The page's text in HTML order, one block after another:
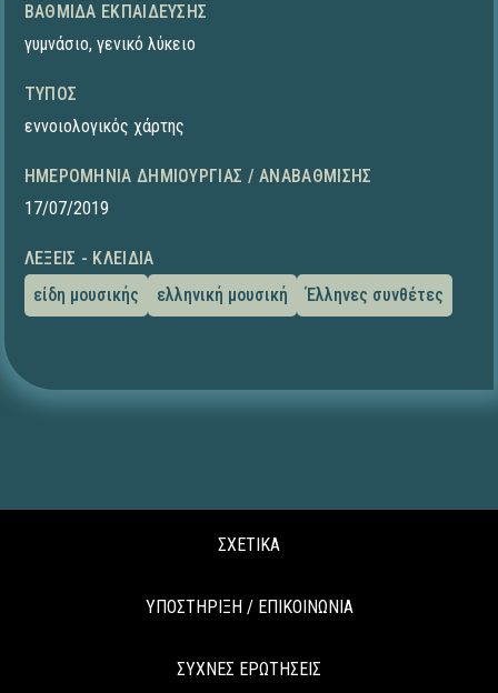
ΒΑΘΜΊΔΑ ΕΚΠΑΊΔΕΥΣΗΣ
γυμνάσιο, γενικό λύκειο
ΤΎΠΟΣ
εννοιολογικός χάρτης
ΗΜΕΡΟΜΗΝΊΑ ΔΗΜΙΟΥΡΓΊΑΣ / ΑΝΑΒΆΘΜΙΣΗΣ
17/07/2019
ΛΈΞΕΙΣ - ΚΛΕΙΔΙΆ
είδη μουσικής
ελληνική μουσική Έλληνες συνθέτες
ΣΧΕΤΙΚΑ
ΥΠΟΣΤΗΡΙΞΗ / ΕΠΙΚΟΙΝΩΝΙΑ
ΣΥΧΝΕΣ ΕΡΩΤΗΣΕΙΣ